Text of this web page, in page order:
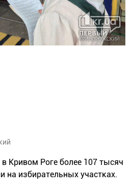
Кривом Роге более 107 тысяч
на избирательных участках.